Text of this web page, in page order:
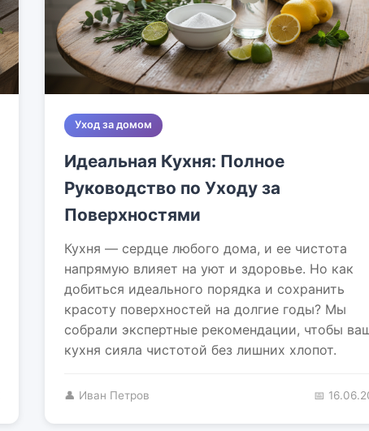
Уход за домом
Идеальная Кухня: Полное
Руководство по Уходу за
Поверхностями
Кухня — сердце любого дома, и ее чистота
напрямую влияет на уют и здоровье. Но как
добиться идеального порядка и сохранить
красоту поверхностей на долгие годы? Мы
собрали экспертные рекомендации, чтобы
кухня сияла чистотой без лишних хлопот.
👤 Иван Петров 📅